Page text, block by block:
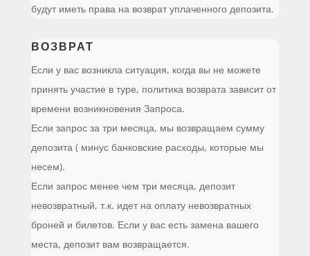
будут иметь права на возврат уплаченного депозита.
ВОЗВРАТ
Если у вас возникла ситуация, когда вы не можете
принять участие в туре, политика возврата зависит от
времени возникновения Запроса.
Если запрос за три месяца, мы возвращаем сумму
депозита ( минус банковские расходы, которые мы
несем).
Если запрос менее чем три месяца, депозит
невозвратный, т.к. идет на оплату невозвратных
броней и билетов. Если у вас есть замена вашего
места, депозит вам возвращается.